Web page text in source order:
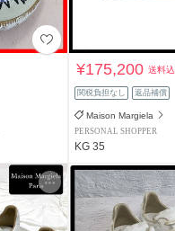
¥175,200送料込
関税負担なし 返品補償
Maison Margiela
PERSONAL SHOPPER
KG 35